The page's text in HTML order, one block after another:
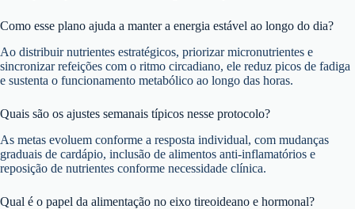
Como esse plano ajuda a manter a energia estável ao longo do dia?
Ao distribuir nutrientes estratégicos, priorizar micronutrientes e
sincronizar refeições com o ritmo circadiano, ele reduz picos de fadiga
e sustenta o funcionamento metabólico ao longo das horas.
Quais são os ajustes semanais típicos nesse protocolo?
As metas evoluem conforme a resposta individual, com mudanças
graduais de cardápio, inclusão de alimentos anti-inflamatórios e
reposição de nutrientes conforme necessidade clínica.
Qual é o papel da alimentação no eixo tireoideano e hormonal?